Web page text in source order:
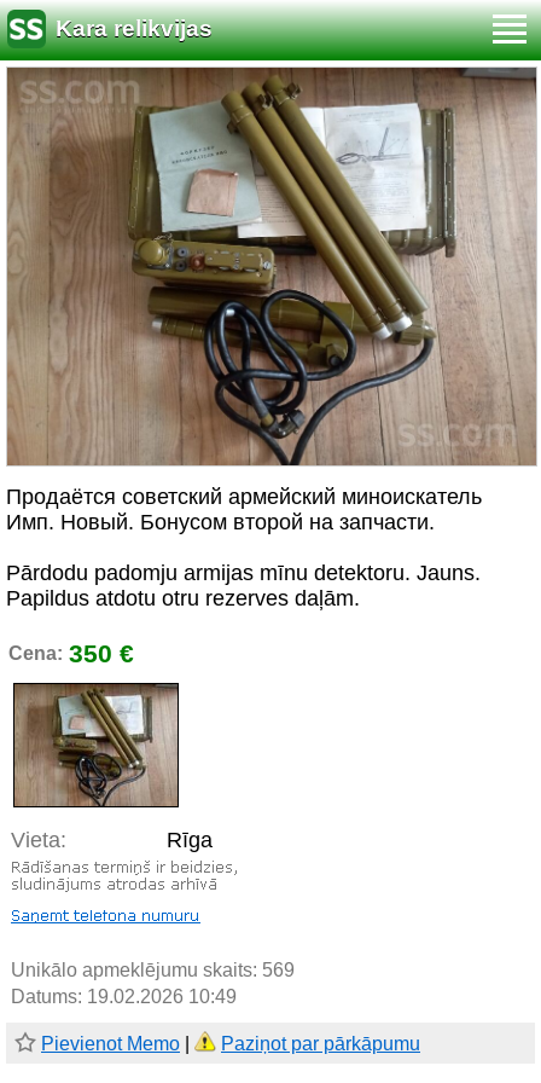
Kara relikvijas
Продаётся советский армейский миноискатель
Имп. Новый. Бонусом второй на запчасти.
Pārdodu padomju armijas mīnu detektoru. Jauns.
Papildus atdotu otru rezerves daļām.
Cena: 350 €
Vieta: Rīga
Unikālo apmeklējumu skaits: 569
Datums: 19.02.2026 10:49
Pievienot Memo Paziņot par pārkāpumu